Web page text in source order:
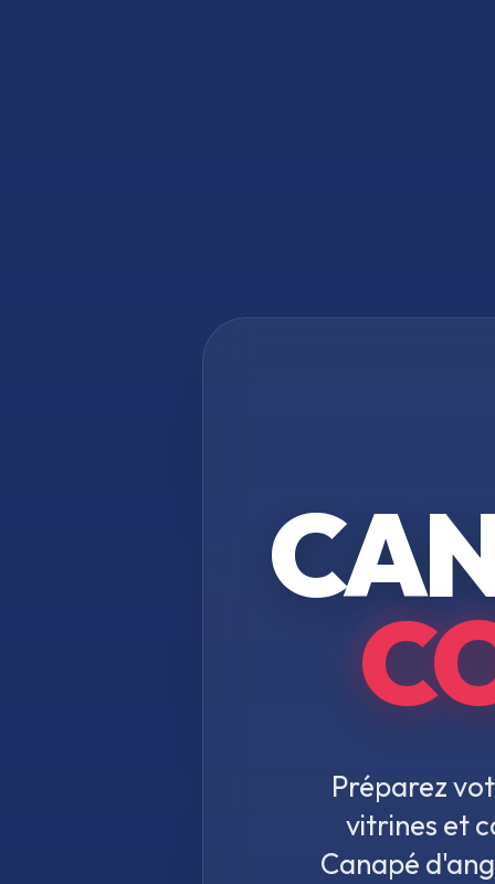
Préparez
vitrines et
Canapé